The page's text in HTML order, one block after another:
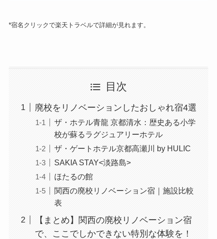
*宿名クリックで楽天トラベルで詳細が見れます。
目次
廃校をリノベーションしたおしゃれ宿4選
ザ・ホテル青龍 京都清水：歴史ある小学
校が蘇るラグジュアリーホテル
ザ・ゲートホテル京都高瀬川 by HULIC
SAKIA STAY<淡路島>
ほたるの館
関西の廃校リノベーション宿｜施設比較
表
【まとめ】関西の廃校リノベーション宿
で、ここでしかできない特別な体験を！